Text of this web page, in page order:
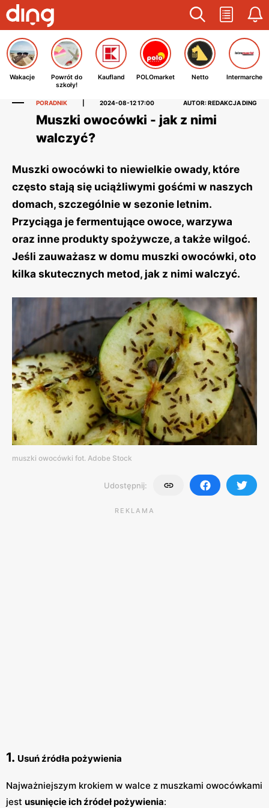
Wakacje
Powrót do
szkoły!
Kaufland POLOmarket Netto Intermarche
PORADNIK 2024-08-12 17:00 AUTOR: REDAKCJA DING
Muszki owocówki - jak z nimi
walczyć?
Muszki owocówki to niewielkie owady, które
często stają się uciążliwymi gośćmi w naszych
domach, szczególnie w sezonie letnim.
Przyciąga je fermentujące owoce, warzywa
oraz inne produkty spożywcze, a także wilgoć.
Jeśli zauważasz w domu muszki owocówki, oto
kilka skutecznych metod, jak z nimi walczyć.
muszki owocówki fot. Adobe Stock
Udostępnij:
REKLAMA
1. Usuń źródła pożywienia
Najważniejszym krokiem w walce z muszkami owocówkami
jest usunięcie ich źródeł pożywienia: